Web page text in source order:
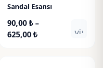
Sandal Esansı
90,00₺–
625,00₺Fiyat